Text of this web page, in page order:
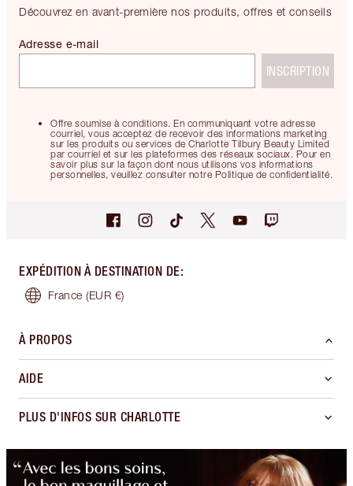
Découvrez en avant-première nos produits, offres et conseils
Offre soumise à conditions. En communiquant votre adresse
courriel, vous acceptez de recevoir des informations marketing
sur les produits ou services de Charlotte Tilbury Beauty Limited
par courriel et sur les plateformes des réseaux sociaux. Pour en
savoir plus sur la façon dont nous utilisons vos informations
personnelles, veuillez consulter notre Politique de confidentialité.
Adresse e-mail
INSCRIPTION
EXPÉDITION À DESTINATION DE:
France (EUR €)
À PROPOS
AIDE
PLUS D'INFOS SUR CHARLOTTE